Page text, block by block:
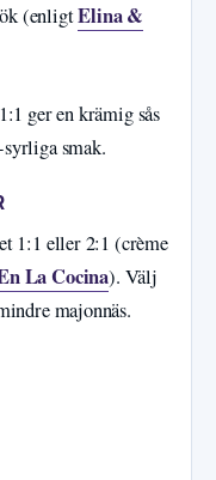
(enligtElina &
ger en krämig sås
smak.
1:1 eller 2:1 (crème
La Cocina). Välj
majonnäs.